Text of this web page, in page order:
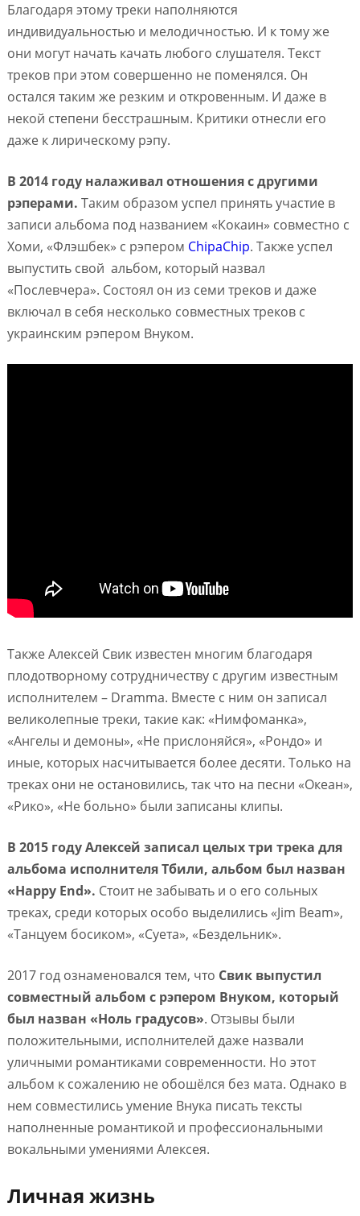
Благодаря этому треки наполняются
индивидуальностью и мелодичностью. И к тому же
они могут начать качать любого слушателя. Текст
треков при этом совершенно не поменялся. Он
остался таким же резким и откровенным. И даже в
некой степени бесстрашным. Критики отнесли его
даже к лирическому рэпу.
В 2014 году налаживал отношения с другими
рэперами. Таким образом успел принять участие в
записи альбома под названием «Кокаин» совместно с
Хоми, «Флэшбек» с рэпером ChipaChip. Также успел
выпустить свой альбом, который назвал
«Послевчера». Состоял он из семи треков и даже
включал в себя несколько совместных треков с
украинским рэпером Внуком.
Также Алексей Свик известен многим благодаря
плодотворному сотрудничеству с другим известным
исполнителем – Dramma. Вместе с ним он записал
великолепные треки, такие как: «Нимфоманка»,
«Ангелы и демоны», «Не прислоняйся», «Рондо» и
иные, которых насчитывается более десяти. Только на
треках они не остановились, так что на песни «Океан»,
«Рико», «Не больно» были записаны клипы.
В 2015 году Алексей записал целых три трека для
альбома исполнителя Тбили, альбом был назван
«Happy End». Стоит не забывать и о его сольных
треках, среди которых особо выделились «Jim Beam»,
«Танцуем босиком», «Суета», «Бездельник».
2017 год ознаменовался тем, что Свик выпустил
совместный альбом с рэпером Внуком, который
был назван «Ноль градусов». Отзывы были
положительными, исполнителей даже назвали
уличными романтиками современности. Но этот
альбом к сожалению не обошёлся без мата. Однако в
нем совместились умение Внука писать тексты
наполненные романтикой и профессиональными
вокальными умениями Алексея.
Личная жизнь